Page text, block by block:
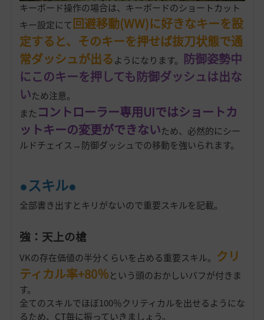
キーボード操作の場合は、キーボードのショートカット
キー設定にて回避移動(WW)に好きなキーを設
定すると、そのキーを押せば抜刀状態で通
常ダッシュが出るようになります。 防御姿勢中
にこのキーを押しても防御ダッシュは出な
いため注意。
また コントローラー専用UIではショートカ
ットキーの変更ができないため、必然的にシー
ルドチェイス→防御ダッシュでの移動を強いられます。
●スキル●
全部書き出すとキリがないので重要スキルを記載。
強：天上の槍
VKの存在価値の半分くらいを占める重要スキル。 クリ
ティカル率+80％という頭のおかしいバフが付きま
す。
全てのスキルでほぼ100％クリティカルを出せるようにな
るため、CT毎に振っていきましょう。